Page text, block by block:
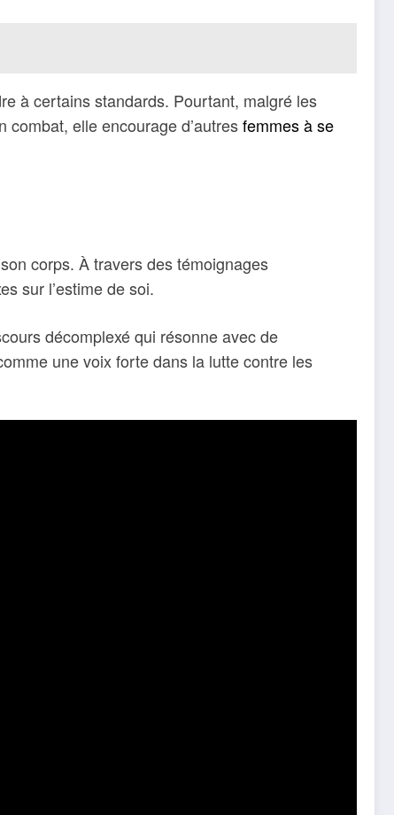
à certains standards. Pourtant, malgré les
combat, elle encourage d’autresfemmes à se
corps. À travers des témoignages
sur l’estime de soi.
décomplexé qui résonne avec de
une voix forte dans la lutte contre les